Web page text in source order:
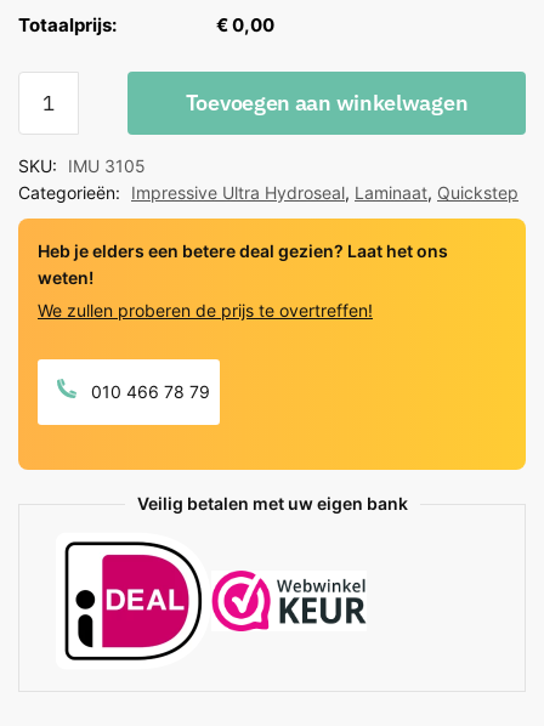
Totaalprijs: € 0,00
Step
Ultra
Hydroseal
Eik
Witvernist
quantity
Toevoegen aan winkelwagen
SKU:
IMU 3105
Categorieën:
Impressive Ultra Hydroseal, Laminaat, Quickstep
Heb je elders een betere deal gezien? Laat het ons
weten!
We zullen proberen de prijs te overtreffen!
010 466 78 79
Veilig betalen met uw eigen bank